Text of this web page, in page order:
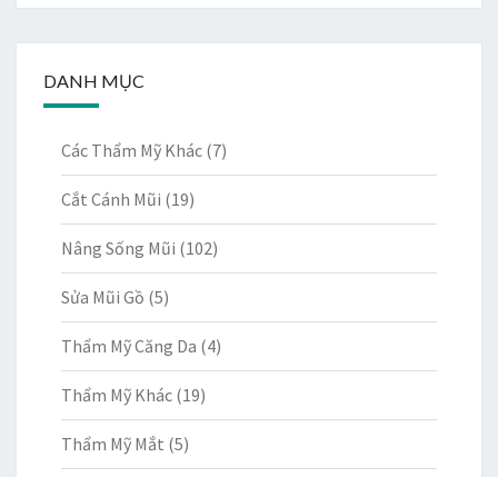
DANH MỤC
Các Thẩm Mỹ Khác (7)
Cắt Cánh Mũi (19)
Nâng Sống Mũi (102)
Sửa Mũi Gồ (5)
Thẩm Mỹ Căng Da (4)
Thẩm Mỹ Khác (19)
Thẩm Mỹ Mắt (5)